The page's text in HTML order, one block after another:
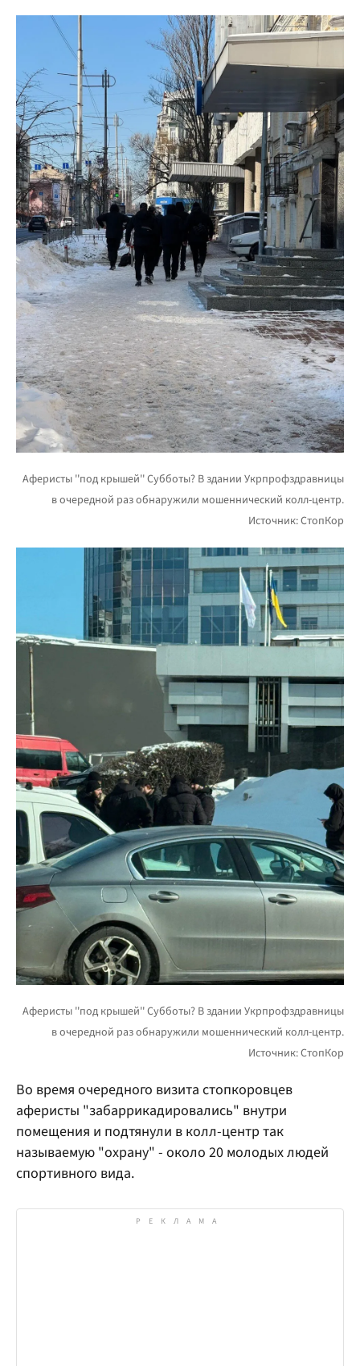
Во время очередного визита стопкоровцев
аферисты "забаррикадировались" внутри
помещения и подтянули в колл-центр так
называемую "охрану" - около 20 молодых людей
спортивного вида.